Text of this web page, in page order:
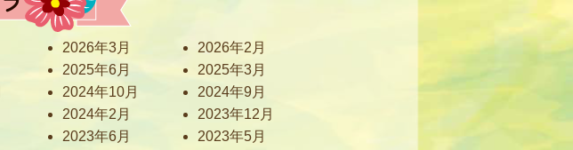
2026年3月
2026年2月
2025年6月
2025年3月
2024年10月
2024年9月
2024年2月
2023年12月
2023年6月
2023年5月